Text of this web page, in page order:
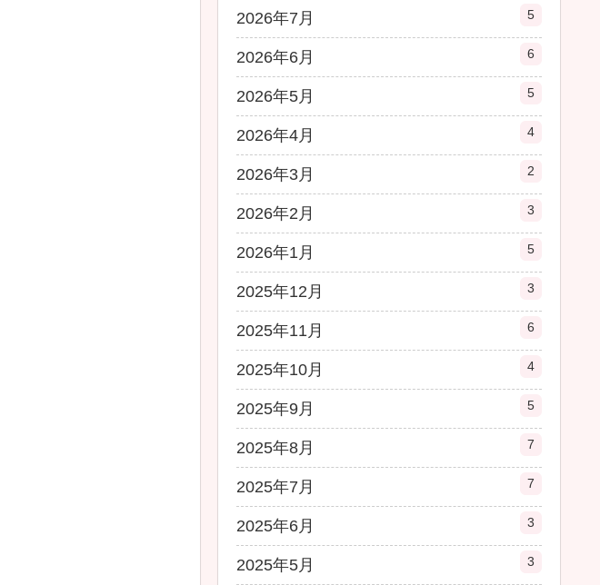
2026年7月 5
2026年6月 6
2026年5月 5
2026年4月 4
2026年3月 2
2026年2月 3
2026年1月 5
2025年12月 3
2025年11月 6
2025年10月 4
2025年9月 5
2025年8月 7
2025年7月 7
2025年6月 3
2025年5月 3